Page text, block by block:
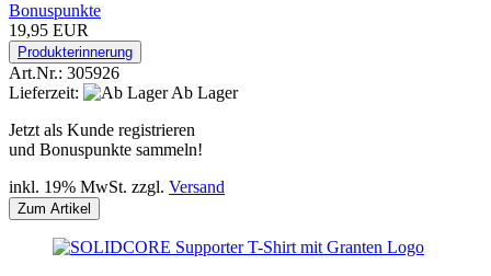
Bonuspunkte
19,95 EUR
Produkterinnerung
Art.Nr.: 305926
Lieferzeit:
Ab Lager
Jetzt als Kunde registrieren
und Bonuspunkte sammeln!
inkl. 19% MwSt. zzgl. Versand
Zum Artikel